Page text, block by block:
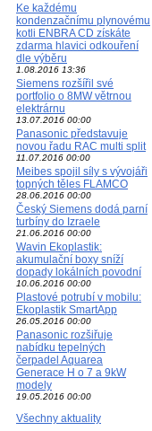
Ke každému
kondenzačnímu plynovému
kotli ENBRA CD získáte
zdarma hlavici odkouření
dle výběru
1.08.2016 13:36
Siemens rozšířil své
portfolio o 8MW větrnou
elektrárnu
13.07.2016 00:00
Panasonic představuje
novou řadu RAC multi split
11.07.2016 00:00
Meibes spojil síly s vývojáři
topných těles FLAMCO
28.06.2016 00:00
Český Siemens dodá parní
turbíny do Izraele
21.06.2016 00:00
Wavin Ekoplastik:
akumulační boxy sníží
dopady lokálních povodní
10.06.2016 00:00
Plastové potrubí v mobilu:
Ekoplastik SmartApp
26.05.2016 00:00
Panasonic rozšiřuje
nabídku tepelných
čerpadel Aquarea
Generace H o 7 a 9kW
modely
19.05.2016 00:00
Všechny aktuality